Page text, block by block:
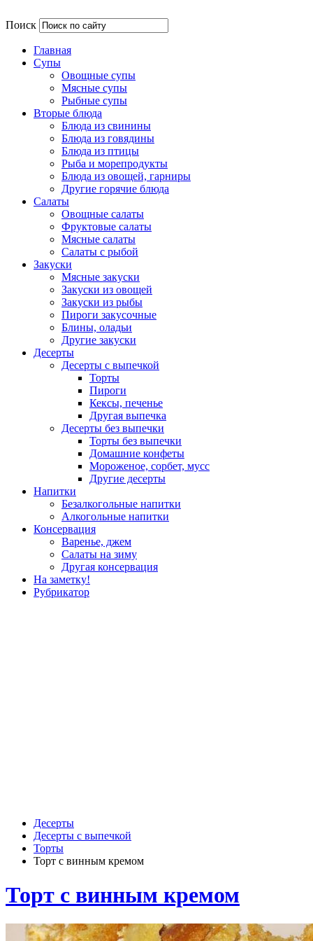
Поиск
Главная
Супы
Овощные супы
Мясные супы
Рыбные супы
Вторые блюда
Блюда из свинины
Блюда из говядины
Блюда из птицы
Рыба и морепродукты
Блюда из овощей, гарниры
Другие горячие блюда
Салаты
Овощные салаты
Фруктовые салаты
Мясные салаты
Салаты с рыбой
Закуски
Мясные закуски
Закуски из овощей
Закуски из рыбы
Пироги закусочные
Блины, оладьи
Другие закуски
Десерты
Десерты с выпечкой
Торты
Пироги
Кексы, печенье
Другая выпечка
Десерты без выпечки
Торты без выпечки
Домашние конфеты
Мороженое, сорбет, мусс
Другие десерты
Напитки
Безалкогольные напитки
Алкогольные напитки
Консервация
Варенье, джем
Салаты на зиму
Другая консервация
На заметку!
Рубрикатор
Десерты
Десерты с выпечкой
Торты
Торт с винным кремом
Торт с винным кремом